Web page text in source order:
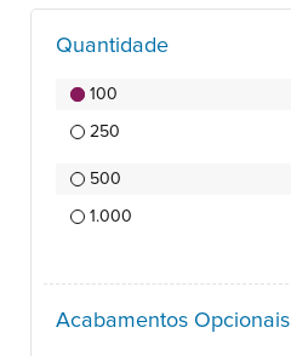
Quantidade
100
250
500
1.000
Acabamentos Opcionais